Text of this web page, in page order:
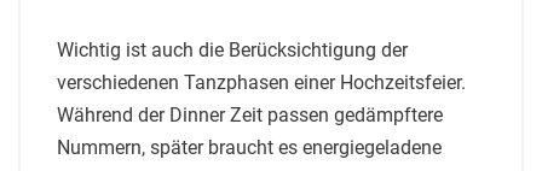
Wichtig ist auch die Berücksichtigung der
verschiedenen Tanzphasen einer Hochzeitsfeier.
Während der Dinner Zeit passen gedämpftere
Nummern, später braucht es energiegeladene